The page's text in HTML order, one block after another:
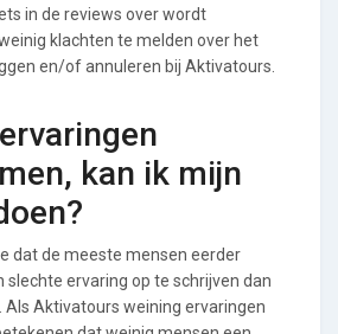
in de reviews over wordt
klachten te melden over het
en/of annuleren bij Aktivatours.
kan ik mijn
dat de meeste mensen eerder
slechte ervaring op te schrijven dan
Als Aktivatours weining ervaringen